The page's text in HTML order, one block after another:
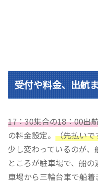
受付や料金、出航
17：30集合の18：00出
の料金設定。 （先払いで
少し変わっているのが
ところが駐車場で、船
車場から三輪台車で船着